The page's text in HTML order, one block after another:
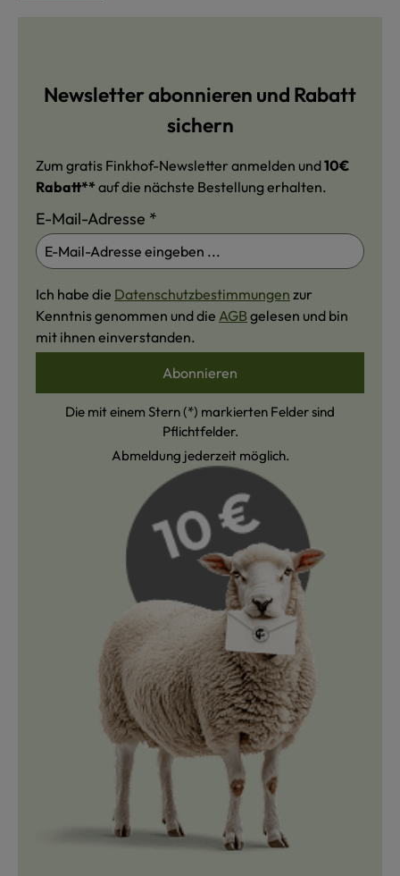
Newsletter abonnieren und Rabatt
sichern
Zum gratis Finkhof-Newsletter anmelden und10€
Rabatt** auf die nächste Bestellung erhalten.
E-Mail-Adresse *
Ich habe die Datenschutzbestimmungen zur
Kenntnis genommen und die AGB gelesen und bin
mit ihnen einverstanden.
Abonnieren
Die mit einem Stern (*) markierten Felder sind
Pflichtfelder.
Abmeldung jederzeit möglich.